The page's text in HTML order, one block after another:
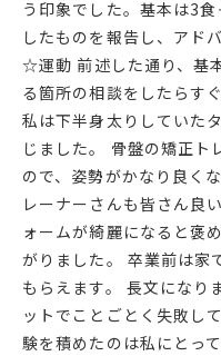
う印象でした。基本は3
したものを報告し、アド
☆運動 前述した通り、基
る箇所の相談をしたらす
私は下半身太りしていた
じました。 骨盤の矯正ト
ので、姿勢がかなり良く
レーナーさんも皆さん良
ォームが綺麗になると褒
がりました。 卒業前は家
もらえます。 長文になり
ットでことごとく失敗し
験を積めたのは私にとっ